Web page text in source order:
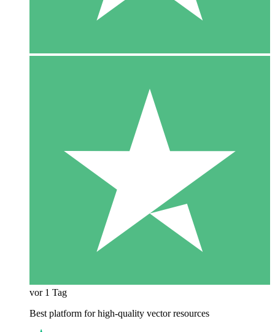
vor 1 Tag
Best platform for high-quality vector resources